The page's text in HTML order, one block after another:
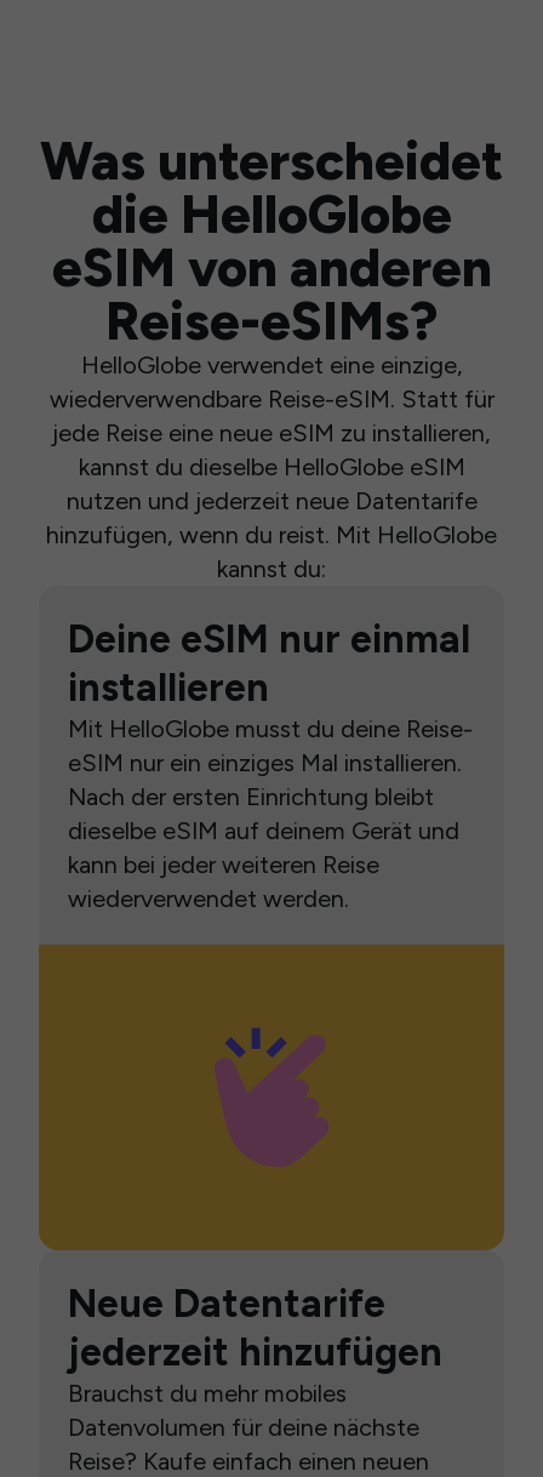
Was unterscheidet
die HelloGlobe
eSIM von anderen
Reise-eSIMs?
HelloGlobe verwendet eine einzige,
wiederverwendbare Reise-eSIM. Statt für
jede Reise eine neue eSIM zu installieren,
kannst du dieselbe HelloGlobe eSIM
nutzen und jederzeit neue Datentarife
hinzufügen, wenn du reist. Mit HelloGlobe
kannst du:
Deine eSIM nur einmal
installieren
Mit HelloGlobe musst du deine Reise-
eSIM nur ein einziges Mal installieren.
Nach der ersten Einrichtung bleibt
dieselbe eSIM auf deinem Gerät und
kann bei jeder weiteren Reise
wiederverwendet werden.
Neue Datentarife
jederzeit hinzufügen
Brauchst du mehr mobiles
Datenvolumen für deine nächste
Reise? Kaufe einfach einen neuen